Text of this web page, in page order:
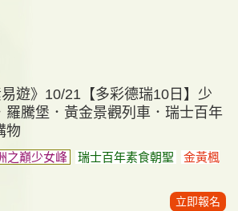
遊》10/21【多彩德瑞10日】少
羅騰堡．黃金景觀列車．瑞士百年
物
之巔少女峰 瑞士百年素食朝聖
金黃楓
立即報名